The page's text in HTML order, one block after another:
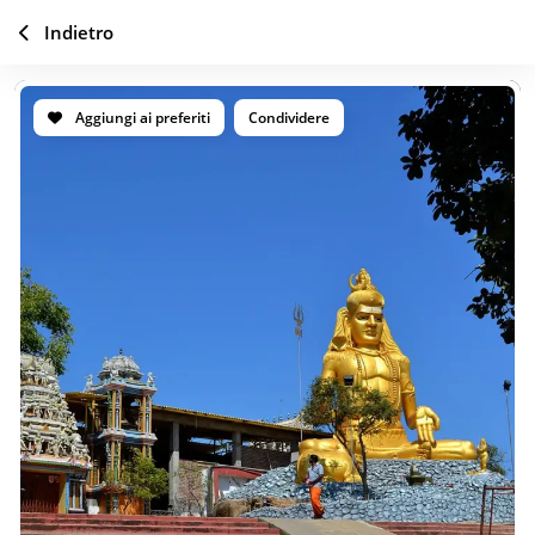
Aggiungi ai preferiti Condividere
Indietro